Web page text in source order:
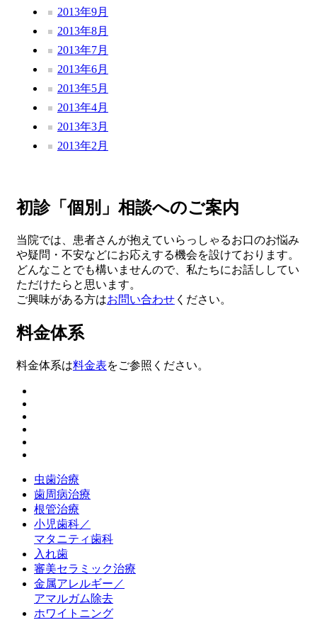
2013年9月
2013年8月
2013年7月
2013年6月
2013年5月
2013年4月
2013年3月
2013年2月
初診「個別」相談へのご案内
当院では、患者さんが抱えていらっしゃるお口のお悩み
や疑問・不安などにお応えする機会を設けております。
どんなことでも構いませんので、私たちにお話ししてい
ただけたらと思います。
ご興味がある方はお問い合わせください。
料金体系
料金体系は料金表をご参照ください。
虫歯治療
歯周病治療
根管治療
小児歯科／
マタニティ歯科
入れ歯
審美セラミック治療
金属アレルギー／
アマルガム除去
ホワイトニング